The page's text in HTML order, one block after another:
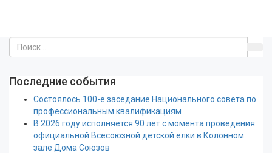
Последние события
Состоялось 100-е заседание Национального совета по
профессиональным квалификациям
В 2026 году исполняется 90 лет с момента проведения
официальной Всесоюзной детской елки в Колонном
зале Дома Союзов